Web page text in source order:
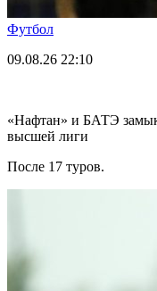
Футбол
09.08.26 22:10
«Нафтан» и БАТЭ
высшей лиги
После 17 туров.